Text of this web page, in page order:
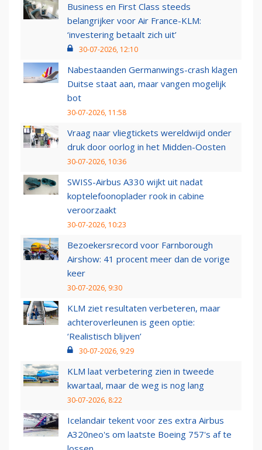
Business en First Class steeds
belangrijker voor Air France-KLM:
‘investering betaalt zich uit’
30-07-2026, 12:10
Nabestaanden Germanwings-crash klagen
Duitse staat aan, maar vangen mogelijk
bot
30-07-2026, 11:58
Vraag naar vliegtickets wereldwijd onder
druk door oorlog in het Midden-Oosten
30-07-2026, 10:36
SWISS-Airbus A330 wijkt uit nadat
koptelefoonoplader rook in cabine
veroorzaakt
30-07-2026, 10:23
Bezoekersrecord voor Farnborough
Airshow: 41 procent meer dan de vorige
keer
30-07-2026, 9:30
KLM ziet resultaten verbeteren, maar
achteroverleunen is geen optie:
‘Realistisch blijven’
30-07-2026, 9:29
KLM laat verbetering zien in tweede
kwartaal, maar de weg is nog lang
30-07-2026, 8:22
Icelandair tekent voor zes extra Airbus
A320neo's om laatste Boeing 757's af te